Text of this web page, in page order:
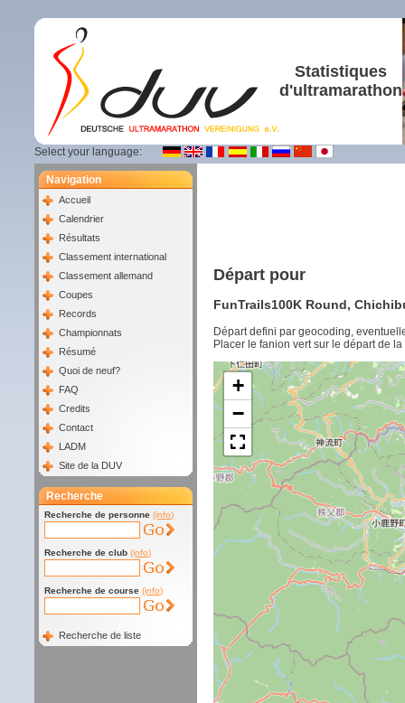
Statistiques
d'ultramarathon
Select your language:
Navigation
Accueil
Calendrier
Résultats
Classement international
Classement allemand
Coupes
Records
Championnats
Résumé
Quoi de neuf?
FAQ
Credits
Contact
LADM
Site de la DUV
Recherche
Recherche de personne (info)
Recherche de club (info)
Recherche de course (info)
Recherche de liste
Départ pour
FunTrails100K Round,
Départ defini par geocoding,
Placer le fanion vert sur le départ de
+
−